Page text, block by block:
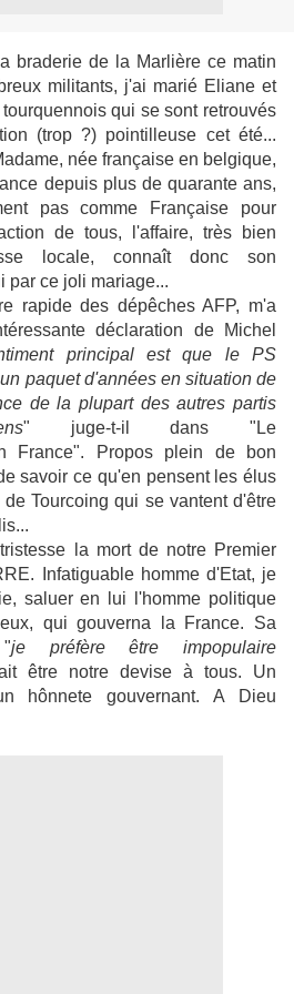
braderie de la Marlière ce matin
militants, j'ai marié Eliane et
qui se sont retrouvés
(trop ?) pointilleuse cet été...
née française en belgique,
depuis plus de quarante ans,
pas comme Française pour
de tous, l'affaire, très bien
locale, connaît donc son
par ce joli mariage...
rapide des dépêches AFP, m'a
déclaration de Michel
principal est que le PS
paquet d'années en situation de
de la plupart des autres partis
" juge-t-il dans "Le
France". Propos plein de bon
savoir ce qu'en pensent les élus
Tourcoing qui se vantent d'être
la mort de notre Premier
Infatiguable homme d'Etat, je
saluer en lui l'homme politique
qui gouverna la France. Sa
je préfère être impopulaire
être notre devise à tous. Un
hônnete gouvernant. A Dieu